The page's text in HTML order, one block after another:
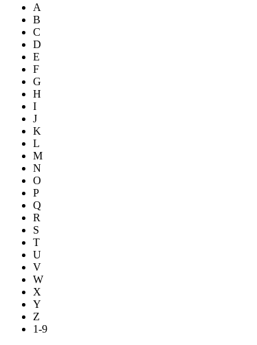
A
B
C
D
E
F
G
H
I
J
K
L
M
N
O
P
Q
R
S
T
U
V
W
X
Y
Z
1-9